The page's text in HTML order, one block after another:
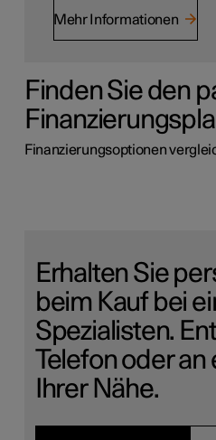
Mehr Informationen
Finden Sie den
Finanzierungsoptionen
Erhalten Sie
beim Kauf bei
Spezialisten.
Telefon oder an
Ihrer Nähe.